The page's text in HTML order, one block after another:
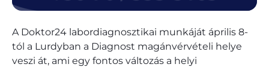
A Doktor24 labordiagnosztikai munkáját április 8-
tól a Lurdyban a Diagnost magánvérvételi helye
veszi át, ami egy fontos változás a helyi